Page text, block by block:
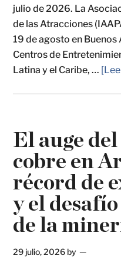
julio de 2026. La
de las Atracciones
19 de agosto en Buenos
Centros de
Latina y el Caribe, …
El auge
cobre en
récord de
y el
de la
29 julio, 2026 by